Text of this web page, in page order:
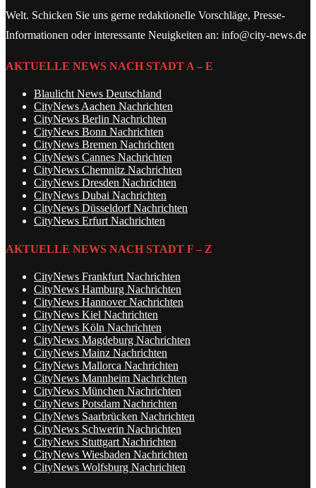
Welt. Schicken Sie uns gerne redaktionelle Vorschläge, Presse-
Informationen oder interessante Neuigkeiten an: info@city-news.de
AKTUELLE NEWS NACH STADT A – E
Blaulicht News Deutschland
CityNews Aachen Nachrichten
CityNews Berlin Nachrichten
CityNews Bonn Nachrichten
CityNews Bremen Nachrichten
CityNews Cannes Nachrichten
CityNews Chemnitz Nachrichten
CityNews Dresden Nachrichten
CityNews Dubai Nachrichten
CityNews Düsseldorf Nachrichten
CityNews Erfurt Nachrichten
AKTUELLE NEWS NACH STADT F – Z
CityNews Frankfurt Nachrichten
CityNews Hamburg Nachrichten
CityNews Hannover Nachrichten
CityNews Kiel Nachrichten
CityNews Köln Nachrichten
CityNews Magdeburg Nachrichten
CityNews Mainz Nachrichten
CityNews Mallorca Nachrichten
CityNews Mannheim Nachrichten
CityNews München Nachrichten
CityNews Potsdam Nachrichten
CityNews Saarbrücken Nachrichten
CityNews Schwerin Nachrichten
CityNews Stuttgart Nachrichten
CityNews Wiesbaden Nachrichten
CityNews Wolfsburg Nachrichten